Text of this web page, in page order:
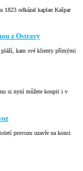
1823 odkázal kaplan Kašpar
z Ostravy
pláží, kam své klienty přímými
si nyní můžete koupit i v
provozu uzavře na konci